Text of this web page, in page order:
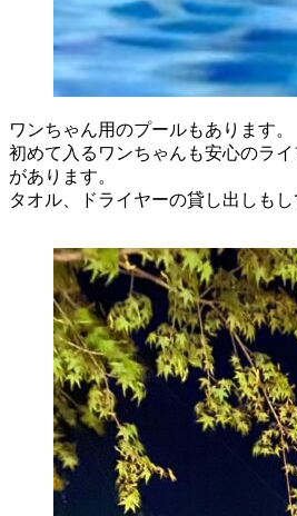
ワンちゃん用のプールもあります。
初めて入るワンちゃんも安心のラ
があります。
タオル、ドライヤーの貸し出しもし